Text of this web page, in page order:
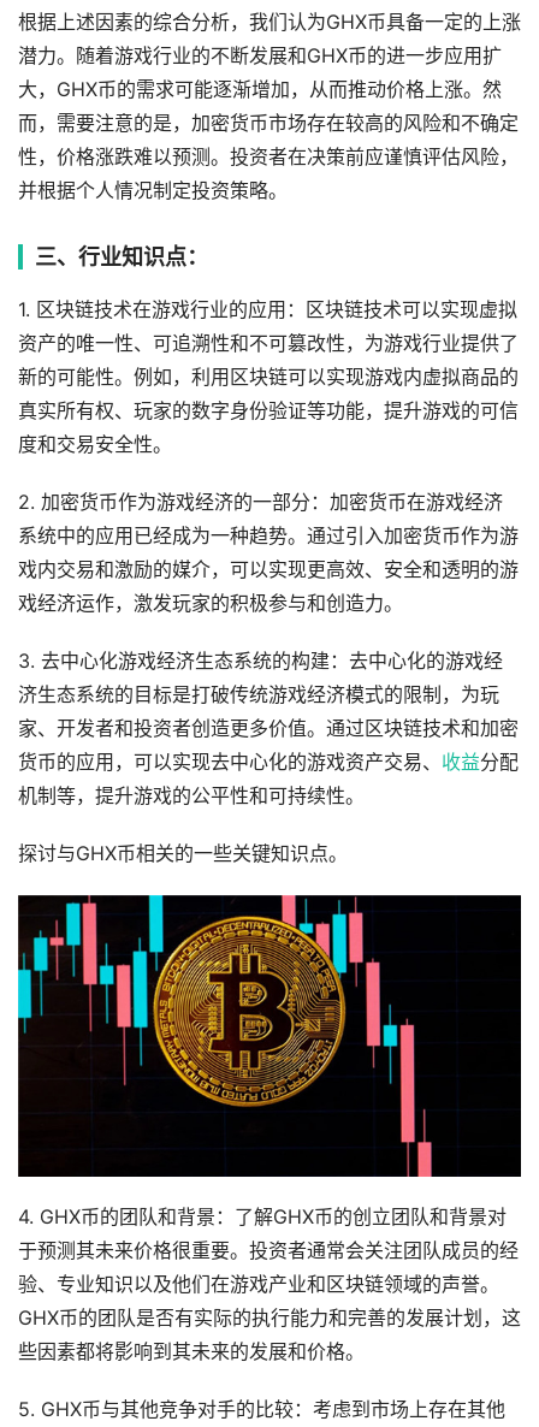
根据上述因素的综合分析，我们认为GHX币具备一定的上涨
潜力。随着游戏行业的不断发展和GHX币的进一步应用扩
大，GHX币的需求可能逐渐增加，从而推动价格上涨。然
而，需要注意的是，加密货币市场存在较高的风险和不确定
性，价格涨跌难以预测。投资者在决策前应谨慎评估风险，
并根据个人情况制定投资策略。
三、行业知识点：
1. 区块链技术在游戏行业的应用：区块链技术可以实现虚拟
资产的唯一性、可追溯性和不可篡改性，为游戏行业提供了
新的可能性。例如，利用区块链可以实现游戏内虚拟商品的
真实所有权、玩家的数字身份验证等功能，提升游戏的可信
度和交易安全性。
2. 加密货币作为游戏经济的一部分：加密货币在游戏经济
系统中的应用已经成为一种趋势。通过引入加密货币作为游
戏内交易和激励的媒介，可以实现更高效、安全和透明的游
戏经济运作，激发玩家的积极参与和创造力。
3. 去中心化游戏经济生态系统的构建：去中心化的游戏经
济生态系统的目标是打破传统游戏经济模式的限制，为玩
家、开发者和投资者创造更多价值。通过区块链技术和加密
货币的应用，可以实现去中心化的游戏资产交易、 收益分配
机制等，提升游戏的公平性和可持续性。
探讨与GHX币相关的一些关键知识点。
4. GHX币的团队和背景：了解GHX币的创立团队和背景对
于预测其未来价格很重要。投资者通常会关注团队成员的经
验、专业知识以及他们在游戏产业和区块链领域的声誉。
GHX币的团队是否有实际的执行能力和完善的发展计划，这
些因素都将影响到其未来的发展和价格。
5. GHX币与其他竞争对手的比较：考虑到市场上存在其他